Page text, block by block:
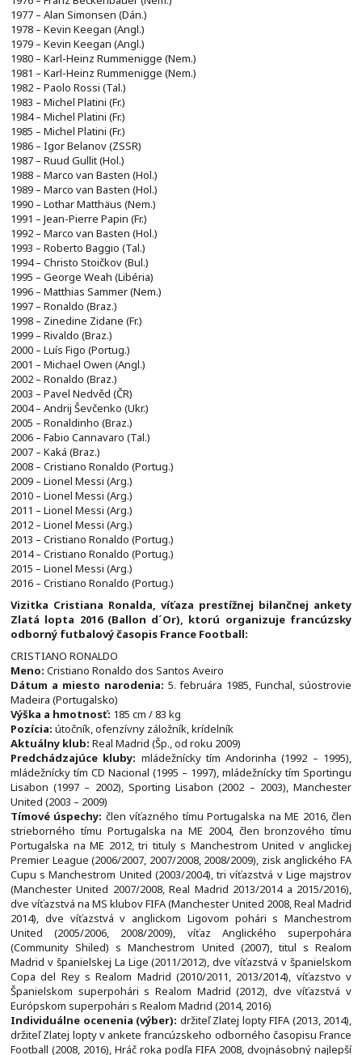
1977 – Alan Simonsen (Dán.)
1978 – Kevin Keegan (Angl.)
1979 – Kevin Keegan (Angl.)
1980 – Karl-Heinz Rummenigge (Nem.)
1981 – Karl-Heinz Rummenigge (Nem.)
1982 – Paolo Rossi (Tal.)
1983 – Michel Platini (Fr.)
1984 – Michel Platini (Fr.)
1985 – Michel Platini (Fr.)
1986 – Igor Belanov (ZSSR)
1987 – Ruud Gullit (Hol.)
1988 – Marco van Basten (Hol.)
1989 – Marco van Basten (Hol.)
1990 – Lothar Matthäus (Nem.)
1991 – Jean-Pierre Papin (Fr.)
1992 – Marco van Basten (Hol.)
1993 – Roberto Baggio (Tal.)
1994 – Christo Stoičkov (Bul.)
1995 – George Weah (Libéria)
1996 – Matthias Sammer (Nem.)
1997 – Ronaldo (Braz.)
1998 – Zinedine Zidane (Fr.)
1999 – Rivaldo (Braz.)
2000 – Luís Figo (Portug.)
2001 – Michael Owen (Angl.)
2002 – Ronaldo (Braz.)
2003 – Pavel Nedvěd (ČR)
2004 – Andrij Ševčenko (Ukr.)
2005 – Ronaldinho (Braz.)
2006 – Fabio Cannavaro (Tal.)
2007 – Kaká (Braz.)
2008 – Cristiano Ronaldo (Portug.)
2009 – Lionel Messi (Arg.)
2010 – Lionel Messi (Arg.)
2011 – Lionel Messi (Arg.)
2012 – Lionel Messi (Arg.)
2013 – Cristiano Ronaldo (Portug.)
2014 – Cristiano Ronaldo (Portug.)
2015 – Lionel Messi (Arg.)
2016 – Cristiano Ronaldo (Portug.)
Vizitka Cristiana Ronalda, víťaza prestížnej bilančnej ankety
Zlatá lopta 2016 (Ballon d´Or), ktorú organizuje francúzsky
odborný futbalový časopis France Football:
CRISTIANO RONALDO
Meno: Cristiano Ronaldo dos Santos Aveiro
Dátum a miesto narodenia: 5. februára 1985, Funchal, súostrovie
Madeira (Portugalsko)
Výška a hmotnosť: 185 cm / 83 kg
Pozícia: útočník, ofenzívny záložník, krídelník
Aktuálny klub: Real Madrid (Šp., od roku 2009)
Predchádzajúce kluby: mládežnícky tím Andorinha (1992 – 1995),
mládežnícky tím CD Nacional (1995 – 1997), mládežnícky tím Sportingu
Lisabon (1997 – 2002), Sporting Lisabon (2002 – 2003), Manchester
United (2003 – 2009)
Tímové úspechy: člen víťazného tímu Portugalska na ME 2016, člen
strieborného tímu Portugalska na ME 2004, člen bronzového tímu
Portugalska na ME 2012, tri tituly s Manchestrom United v anglickej
Premier League (2006/2007, 2007/2008, 2008/2009), zisk anglického FA
Cupu s Manchestrom United (2003/2004), tri víťazstvá v Lige majstrov
(Manchester United 2007/2008, Real Madrid 2013/2014 a 2015/2016),
dve víťazstvá na MS klubov FIFA (Manchester United 2008, Real Madrid
2014), dve víťazstvá v anglickom Ligovom pohári s Manchestrom
United (2005/2006, 2008/2009), víťaz Anglického superpohára
(Community Shiled) s Manchestrom United (2007), titul s Realom
Madrid v španielskej La Lige (2011/2012), dve víťazstvá v španielskom
Copa del Rey s Realom Madrid (2010/2011, 2013/2014), víťazstvo v
Španielskom superpohári s Realom Madrid (2012), dve víťazstvá v
Európskom superpohári s Realom Madrid (2014, 2016)
Individuálne ocenenia (výber): držiteľ Zlatej lopty FIFA (2013, 2014),
držiteľ Zlatej lopty v ankete francúzskeho odborného časopisu France
Football (2008, 2016), Hráč roka podľa FIFA 2008, dvojnásobný najlepší